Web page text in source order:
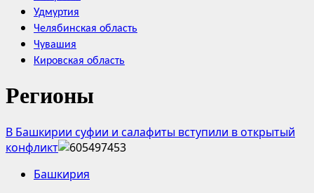
Удмуртия
Челябинская область
Чувашия
Кировская область
Регионы
В Башкирии суфии и салафиты вступили в открытый
конфликт
Башкирия